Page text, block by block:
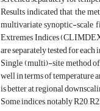
Results indicated that the
multivariate synoptic-scale
Extremes Indices
are separately tested for
Single (multi)-site method of
well in terms of temperature
is better at regional
Some indices, notably R20,